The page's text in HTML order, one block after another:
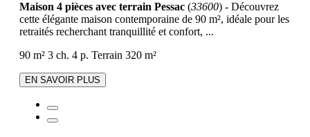
Maison 4 pièces avec terrain Pessac (33600) - Découvrez
cette élégante maison contemporaine de 90 m², idéale pour les
retraités recherchant tranquillité et confort, ...
90 m² 3 ch. 4 p. Terrain 320 m²
EN SAVOIR PLUS